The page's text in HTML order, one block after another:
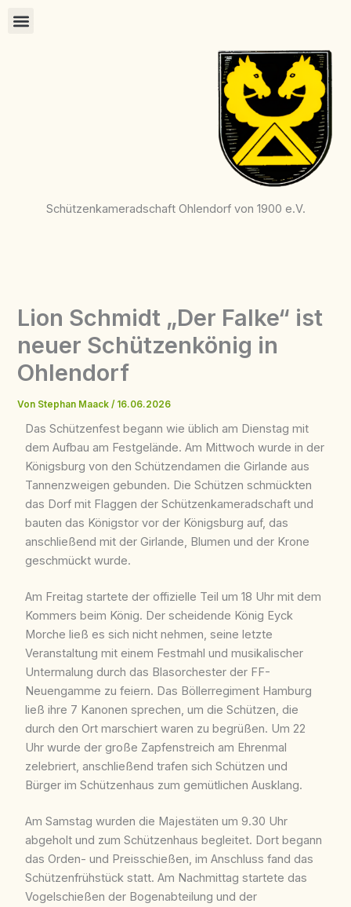
Inhalt
Schützenkameradschaft Ohlendorf von 1900 e.V.
Lion Schmidt „Der Falke“ ist
neuer Schützenkönig in
Ohlendorf
Von Stephan Maack/ 16.06.2026
Das Schützenfest begann wie üblich am Dienstag mit
dem Aufbau am Festgelände. Am Mittwoch wurde in der
Königsburg von den Schützendamen die Girlande aus
Tannenzweigen gebunden. Die Schützen schmückten
das Dorf mit Flaggen der Schützenkameradschaft und
bauten das Königstor vor der Königsburg auf, das
anschließend mit der Girlande, Blumen und der Krone
geschmückt wurde.
Am Freitag startete der offizielle Teil um 18 Uhr mit dem
Kommers beim König. Der scheidende König Eyck
Morche ließ es sich nicht nehmen, seine letzte
Veranstaltung mit einem Festmahl und musikalischer
Untermalung durch das Blasorchester der FF-
Neuengamme zu feiern. Das Böllerregiment Hamburg
ließ ihre 7 Kanonen sprechen, um die Schützen, die
durch den Ort marschiert waren zu begrüßen. Um 22
Uhr wurde der große Zapfenstreich am Ehrenmal
zelebriert, anschließend trafen sich Schützen und
Bürger im Schützenhaus zum gemütlichen Ausklang.
Am Samstag wurden die Majestäten um 9.30 Uhr
abgeholt und zum Schützenhaus begleitet. Dort begann
das Orden- und Preisschießen, im Anschluss fand das
Schützenfrühstück statt. Am Nachmittag startete das
Vogelschießen der Bogenabteilung und der